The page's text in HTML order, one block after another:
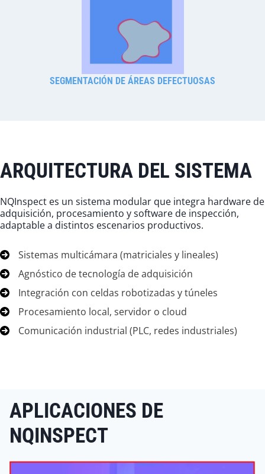
SEGMENTACIÓN DE ÁREAS DEFECTUOSAS
ARQUITECTURA DEL SISTEMA
NQInspect es un sistema modular que integra hardware de
adquisición, procesamiento y software de inspección,
adaptable a distintos escenarios productivos.
Sistemas multicámara (matriciales y lineales)
Agnóstico de tecnología de adquisición
Integración con celdas robotizadas y túneles
Procesamiento local, servidor o cloud
Comunicación industrial (PLC, redes industriales)
APLICACIONES DE
NQINSPECT